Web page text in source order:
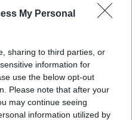
My Personal
sharing to third parties, or
information for
use the below opt-out
Please note that after your
may continue seeing
information utilized by
Van
Globális
Calendar